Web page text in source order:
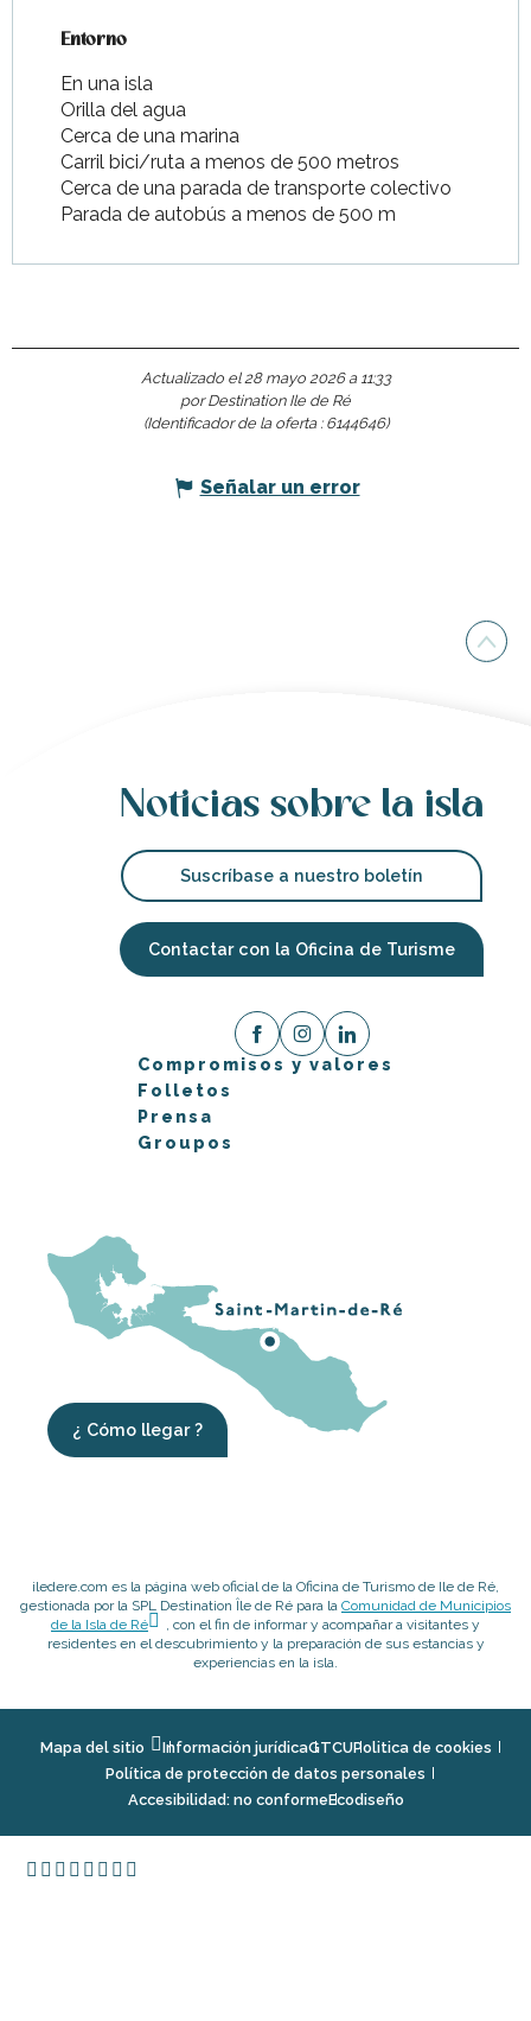
Entorno
Entorno
En una isla
Orilla del agua
Cerca de una marina
Carril bici/ruta a menos de 500 metros
Cerca de una parada de transporte colectivo
Parada de autobús a menos de 500 m
Actualizado el 28 mayo 2026 a 11:33
por Destination Ile de Ré
(Identificador de la oferta : 6144646)
Señalar un error
Noticias sobre la isla
Suscríbase a nuestro boletín
Contactar con la Oficina de Turisme
Compromisos y valores
Folletos
Prensa
Groupos
¿ Cómo llegar ?
iledere.com es la página web oficial de la Oficina de Turismo de Ile de Ré,
gestionada por la SPL Destination Île de Ré para la Comunidad de Municipios
de la Isla de Ré
, con el fin de informar y acompañar a visitantes y
residentes en el descubrimiento y la preparación de sus estancias y
experiencias en la isla.
Mapa del sitio Información jurídicaGTCUPolitica de cookies
Política de protección de datos personales
Accesibilidad: no conformeEcodiseño